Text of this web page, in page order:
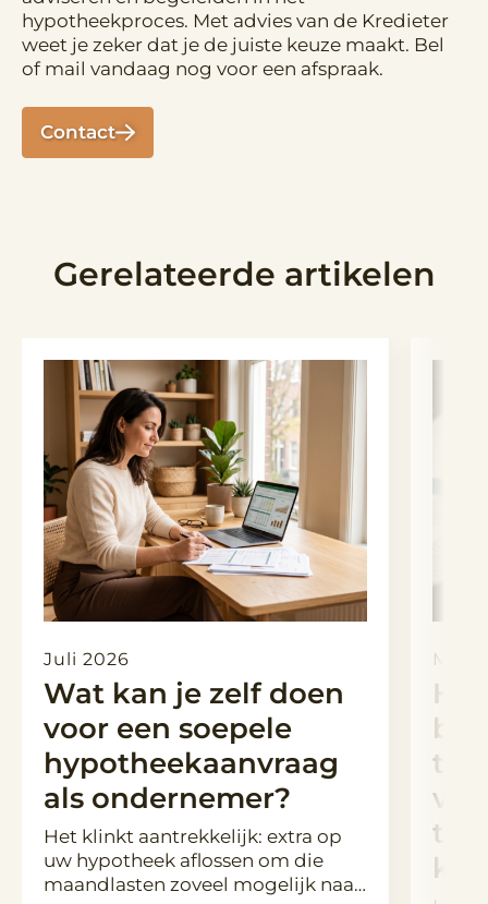
hypotheekproces. Met advies van de Kredieter
weet je zeker dat je de juiste keuze maakt. Bel
of mail vandaag nog voor een afspraak.
Contact
Gerelateerde artikelen
Juli 2026
Wat kan je zelf doen
voor een soepele
hypotheekaanvraag
als ondernemer?
Het klinkt aantrekkelijk: extra op
uw hypotheek aflossen om die
maandlasten zoveel mogelijk naar